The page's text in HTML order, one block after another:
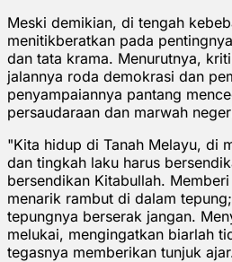
Meski demikian, di tengah
menitikberatkan pada
dan tata krama. Menurutnya,
jalannya roda demokrasi dan
penyampaiannya pantang
persaudaraan dan marwah
"Kita hidup di Tanah Melayu, di
dan tingkah laku harus
bersendikan Kitabullah.
menarik rambut di dalam
tepungnya berserak jangan.
melukai, mengingatkan biarlah
tegasnya memberikan tunjuk